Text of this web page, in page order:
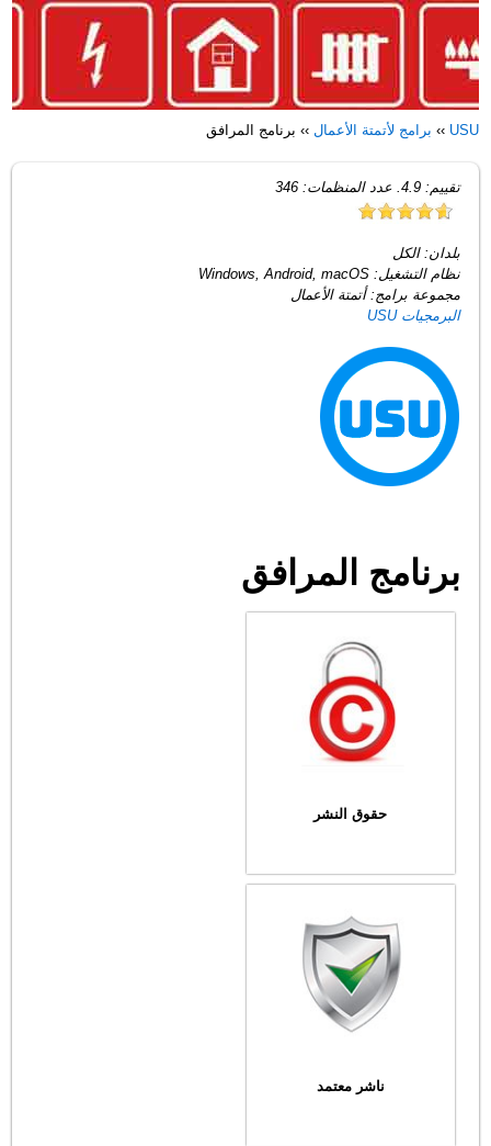
USU
›› برامج لأتمتة الأعمال ›› برنامج المرافق
تقييم:4.9 . عدد المنظمات:346
بلدان:الكل
نظام التشغيل:Windows, Android, macOS
مجموعة برامج:أتمتة الأعمال
البرمجيات USU
برنامج المرافق
حقوق النشر
ناشر معتمد